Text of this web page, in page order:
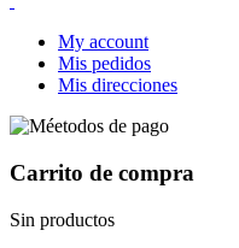
My account
Mis pedidos
Mis direcciones
Carrito de compra
Sin productos